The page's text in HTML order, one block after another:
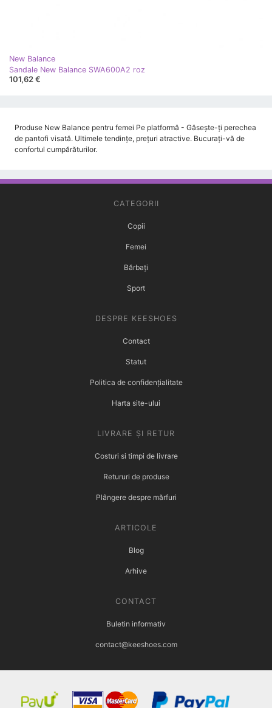
New Balance
Sandale New Balance SWA600A2 roz
101,62 €
Produse New Balance pentru femei Pe platformă - Găsește-ți perechea
de pantofi visată. Ultimele tendințe, prețuri atractive. Bucurați-vă de
confortul cumpărăturilor.
CATEGORII
Copii
Femei
Bărbați
Sport
DESPRE KEESHOES
Contact
Statut
Politica de confidențialitate
Harta site-ului
LIVRARE ȘI RETUR
Costuri si timpi de livrare
Retururi de produse
Plângere despre mărfuri
ARTICOLE
Blog
Arhive
CONTACT
Buletin informativ
contact@keeshoes.com